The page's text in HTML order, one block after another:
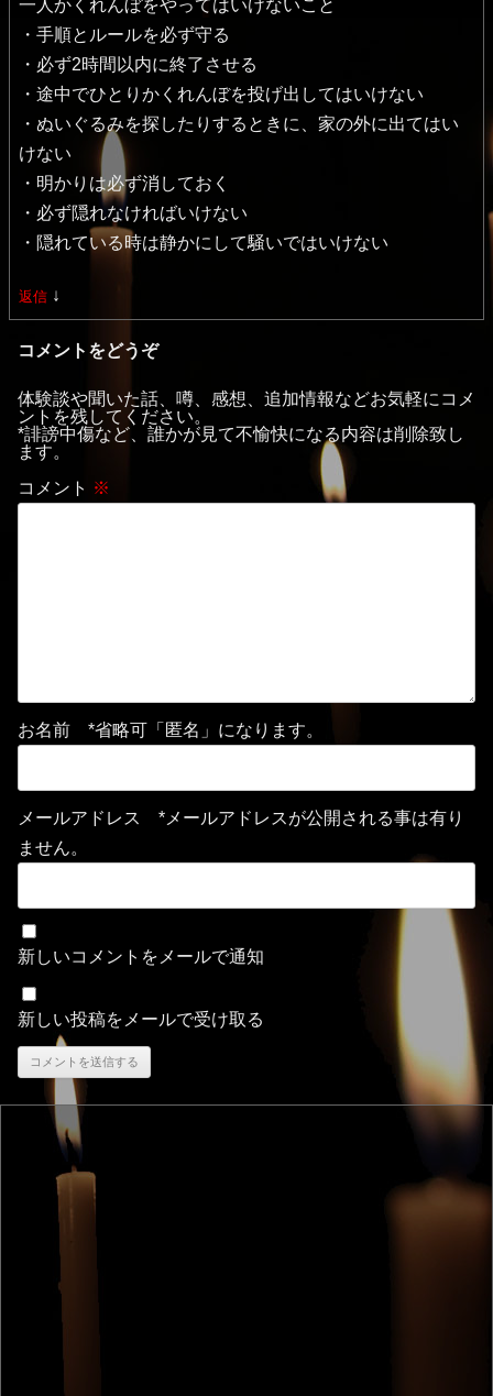
一人かくれんぼをやってはいけないこと
・手順とルールを必ず守る
・必ず2時間以内に終了させる
・途中でひとりかくれんぼを投げ出してはいけない
・ぬいぐるみを探したりするときに、家の外に出てはい
けない
・明かりは必ず消しておく
・必ず隠れなければいけない
・隠れている時は静かにして騒いではいけない
返信 ↓
コメントをどうぞ
体験談や聞いた話、噂、感想、追加情報などお気軽にコメ
ントを残してください。
*誹謗中傷など、誰かが見て不愉快になる内容は削除致し
ます。
コメント ※
お名前 *省略可「匿名」になります。
メールアドレス *メールアドレスが公開される事は有り
ません。
新しいコメントをメールで通知
新しい投稿をメールで受け取る